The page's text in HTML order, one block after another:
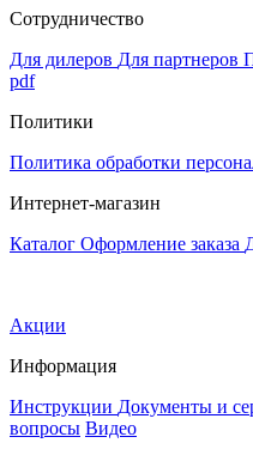
Сотрудничество
Для дилеров Для партнеров
pdf
Политики
Политика обработки
Интернет-магазин
Каталог Оформление заказа
Акции
Информация
Инструкции Документы и
вопросы Видео